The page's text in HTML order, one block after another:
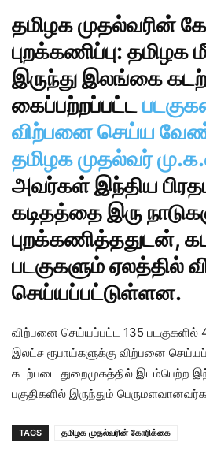
தமிழக முதல்வரின்
புறக்கணிப்பு:
இருந்து இலங்கை
கைப்பற்றப்பட்ட
விற்பனை செய்ய
தமிழக முதல்வர்
அவர்கள் இந்திய
கடிதத்தை இரு
புறக்கணித்ததுடன்,
படகுகளும் ஏலத்தில்
செய்யப்பட்டுள்ளன.
விற்பனை செய்யப்பட்ட 135 படகுகளில்
இலட்ச ரூபாய்களுக்கு விற்பனை
கடற்படை துறைமுகத்தில் இடம்பெற்ற
பகுதிகளில் இருந்தும்
TAGS தமிழக முதல்வரின் கோரிக்கை